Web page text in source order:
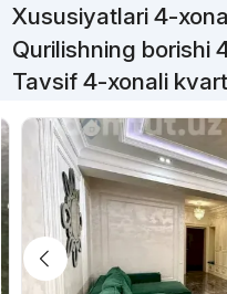
Xususiyatlari 4-
Qurilishning borishi
Tavsif 4-xonali